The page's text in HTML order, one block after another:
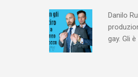
Danilo
gay. Gli